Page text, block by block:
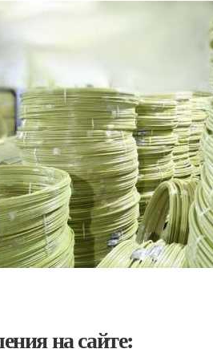
на сайте: